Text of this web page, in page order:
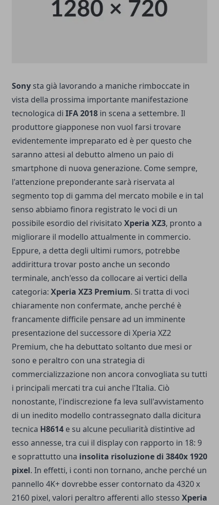
Sony sta già lavorando a maniche rimboccate in
vista della prossima importante manifestazione
tecnologica di IFA 2018 in scena a settembre. Il
produttore giapponese non vuol farsi trovare
evidentemente impreparato ed è per questo che
saranno attesi al debutto almeno un paio di
smartphone di nuova generazione. Come sempre,
l'attenzione preponderante sarà riservata al
segmento top di gamma del mercato mobile e in tal
senso abbiamo finora registrato le voci di un
possibile esordio del rivisitato Xperia XZ3, pronto a
migliorare il modello attualmente in commercio.
Eppure, a detta degli ultimi rumors, potrebbe
addirittura trovar posto anche un secondo
terminale, anch'esso da collocare ai vertici della
categoria: Xperia XZ3 Premium. Si tratta di voci
chiaramente non confermate, anche perché è
francamente difficile pensare ad un imminente
presentazione del successore di Xperia XZ2
Premium, che ha debuttato soltanto due mesi or
sono e peraltro con una strategia di
commercializzazione non ancora convogliata su tutti
i principali mercati tra cui anche l'Italia. Ciò
nonostante, l'indiscrezione fa leva sull'avvistamento
di un inedito modello contrassegnato dalla dicitura
tecnica H8614 e su alcune peculiarità distintive ad
esso annesse, tra cui il display con rapporto in 18: 9
e soprattutto una insolita risoluzione di 3840x 1920
pixel. In effetti, i conti non tornano, anche perché un
pannello 4K+ dovrebbe esser contornato da 4320 x
2160 pixel, valori peraltro afferenti allo stesso Xperia